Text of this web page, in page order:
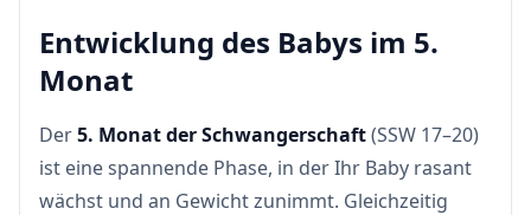
Entwicklung des Babys im 5.
Monat
Der5. Monat der Schwangerschaft(SSW 17–20)
ist eine spannende Phase, in der Ihr Baby rasant
wächst und an Gewicht zunimmt. Gleichzeitig